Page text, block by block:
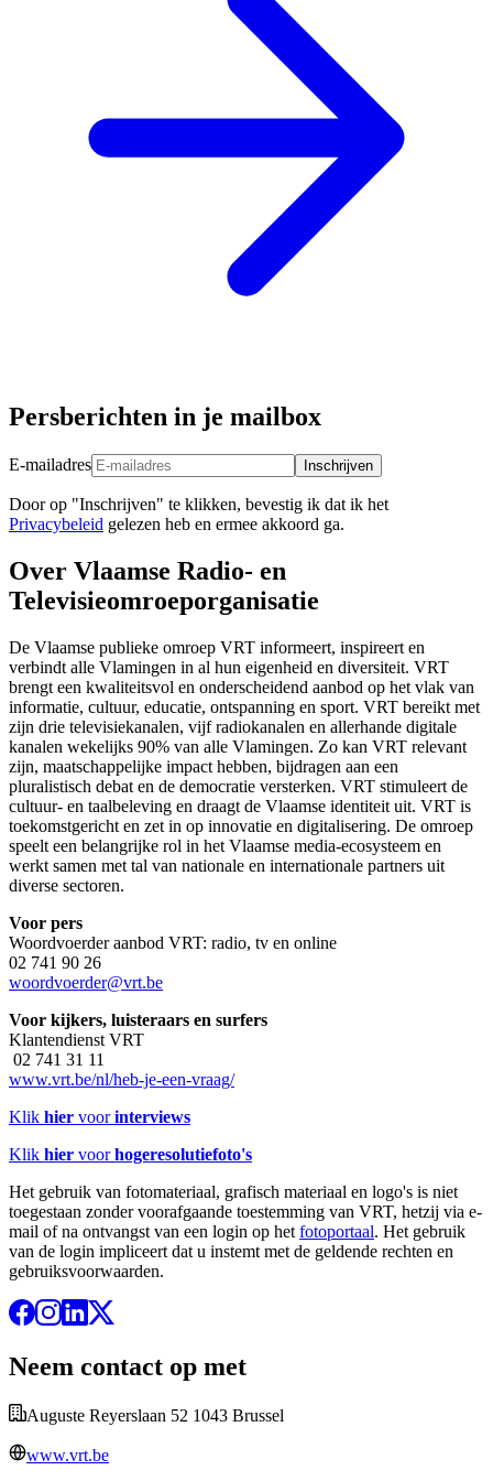
Persberichten in je mailbox
E-mailadres Inschrijven
Door op "Inschrijven" te klikken, bevestig ik dat ik het
Privacybeleid gelezen heb en ermee akkoord ga.
Over Vlaamse Radio- en
Televisieomroeporganisatie
De Vlaamse publieke omroep VRT informeert, inspireert en
verbindt alle Vlamingen in al hun eigenheid en diversiteit. VRT
brengt een kwaliteitsvol en onderscheidend aanbod op het vlak van
informatie, cultuur, educatie, ontspanning en sport. VRT bereikt met
zijn drie televisiekanalen, vijf radiokanalen en allerhande digitale
kanalen wekelijks 90% van alle Vlamingen. Zo kan VRT relevant
zijn, maatschappelijke impact hebben, bijdragen aan een
pluralistisch debat en de democratie versterken. VRT stimuleert de
cultuur- en taalbeleving en draagt de Vlaamse identiteit uit. VRT is
toekomstgericht en zet in op innovatie en digitalisering. De omroep
speelt een belangrijke rol in het Vlaamse media-ecosysteem en
werkt samen met tal van nationale en internationale partners uit
diverse sectoren.
Voor pers
Woordvoerder aanbod VRT: radio, tv en online
02 741 90 26
woordvoerder@vrt.be
Voor kijkers, luisteraars en surfers
Klantendienst VRT
02 741 31 11
www.vrt.be/nl/heb-je-een-vraag/
Klik hier voorinterviews
Klik hier voorhogeresolutiefoto's
Het gebruik van fotomateriaal, grafisch materiaal en logo's is niet
toegestaan zonder voorafgaande toestemming van VRT, hetzij via e-
mail of na ontvangst van een login op het fotoportaal. Het gebruik
van de login impliceert dat u instemt met de geldende rechten en
gebruiksvoorwaarden.
Neem contact op met
Auguste Reyerslaan 52 1043 Brussel
www.vrt.be